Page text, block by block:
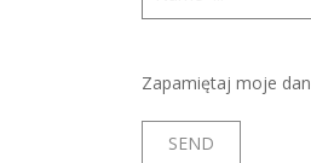
Zapamiętaj moje